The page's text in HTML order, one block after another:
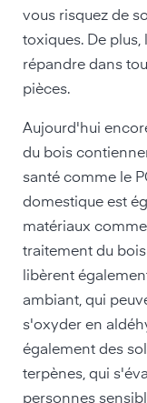
vous risquez de
toxiques. De
répandre dans
pièces.
Aujourd'hui
du bois
santé comme le
domestique est
matériaux
traitement du
libèrent
ambiant, qui
s'oxyder en
également des
terpènes, qui
personnes